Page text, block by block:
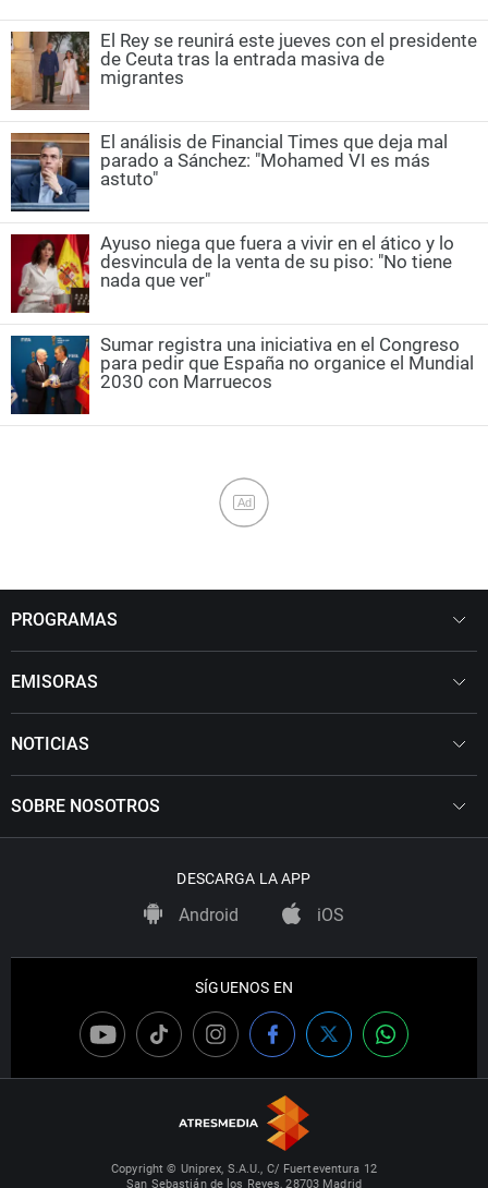
El Rey se reunirá este jueves con el presidente
de Ceuta tras la entrada masiva de
migrantes
El análisis de Financial Times que deja mal
parado a Sánchez: "Mohamed VI es más
astuto"
Ayuso niega que fuera a vivir en el ático y lo
desvincula de la venta de su piso: "No tiene
nada que ver"
Sumar registra una iniciativa en el Congreso
para pedir que España no organice el Mundial
2030 con Marruecos
Ad
PROGRAMAS
EMISORAS
NOTICIAS
SOBRE NOSOTROS
DESCARGA LA APP
Android iOS
SÍGUENOS EN
Copyright © Uniprex, S.A.U., C/ Fuerteventura 12
San Sebastián de los Reyes, 28703 Madrid